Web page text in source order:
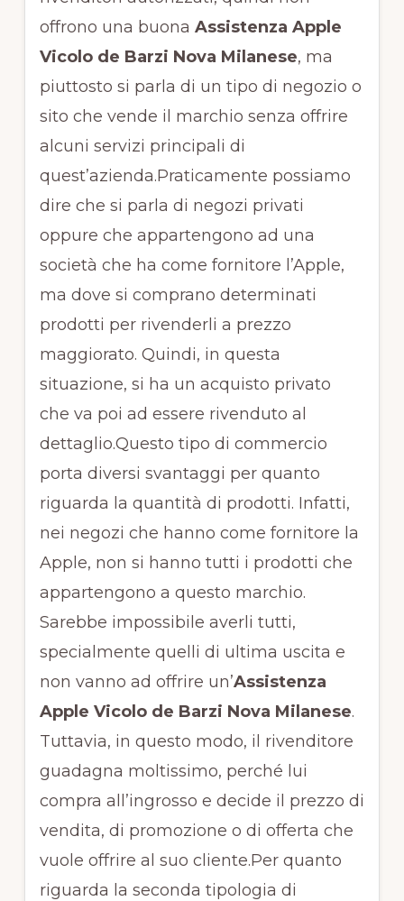
offrono una buona Assistenza Apple
Vicolo de Barzi Nova Milanese, ma
piuttosto si parla di un tipo di negozio o
sito che vende il marchio senza offrire
alcuni servizi principali di
quest’azienda.Praticamente possiamo
dire che si parla di negozi privati
oppure che appartengono ad una
società che ha come fornitore l’Apple,
ma dove si comprano determinati
prodotti per rivenderli a prezzo
maggiorato. Quindi, in questa
situazione, si ha un acquisto privato
che va poi ad essere rivenduto al
dettaglio.Questo tipo di commercio
porta diversi svantaggi per quanto
riguarda la quantità di prodotti. Infatti,
nei negozi che hanno come fornitore la
Apple, non si hanno tutti i prodotti che
appartengono a questo marchio.
Sarebbe impossibile averli tutti,
specialmente quelli di ultima uscita e
non vanno ad offrire un’Assistenza
Apple Vicolo de Barzi Nova Milanese.
Tuttavia, in questo modo, il rivenditore
guadagna moltissimo, perché lui
compra all’ingrosso e decide il prezzo di
vendita, di promozione o di offerta che
vuole offrire al suo cliente.Per quanto
riguarda la seconda tipologia di